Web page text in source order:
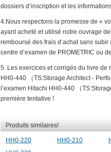
dossiers d’inscription et les
4.Nous respectons la promesse de «
ayant acheté et utilisé notre ouvrage
remboursé des frais d’achat sans
centre d’examen de PROMETRIC ou
5. Les exercices et corrigés du livre de
HH0-440 （TS:Storage Architect -
l’examen Hitachi HH0-440 （
première tentative !
Produits similaires!
HH0-220 HH0-210